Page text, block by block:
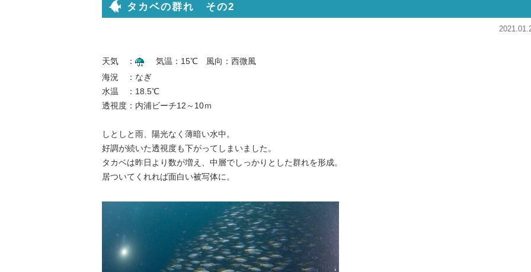
タカベの群れ その2
天気 ：
気温：15℃ 風向：西微風
海況 ：なぎ
水温 ：18.5℃
透視度：内浦ビーチ12～10ｍ
しとしと雨、陽光なく薄暗い水中。
好調が続いた透視度も下がってしまいました。
タカベは昨日より数が増え、中層でしっかりとした群れを形成。
居ついてくれれば面白い被写体に。